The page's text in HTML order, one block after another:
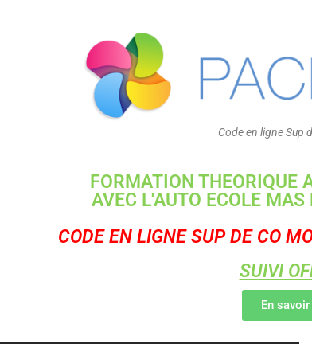
Code en ligne Sup
FORMATION THEORIQUE
AVEC L'AUTO ECOLE
CODE EN LIGNE SUP DE CO
SUIVI
En